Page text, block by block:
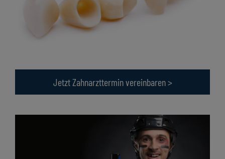
Jetzt Zahnarzttermin vereinbaren >